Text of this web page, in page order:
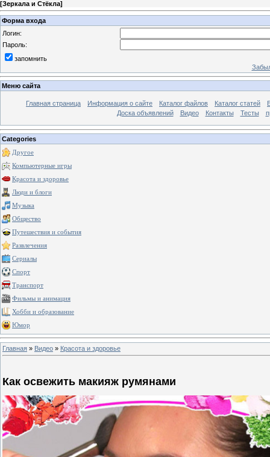
[Зеркала и Стёкла]
Форма входа
Логин:
Пароль:
запомнить
Меню сайта
Главная страница Информация о сайте Каталог файлов Каталог статей
Доска объявлений
Видео Контакты Тесты
Categories
Другое
Компьютерные игры
Красота и здоровье
Люди и блоги
Музыка
Общество
Путешествия и события
Развлечения
Сериалы
Спорт
Транспорт
Фильмы и анимация
Хобби и образование
Юмор
Главная » Видео » Красота и здоровье
Как освежить макияж румянами